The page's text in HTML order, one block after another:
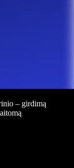
– girdimą